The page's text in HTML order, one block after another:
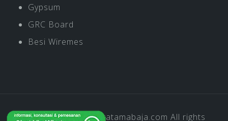
Gypsum
GRC Board
Besi Wiremes
Copyright © 2019Pratamabaja.com All rights